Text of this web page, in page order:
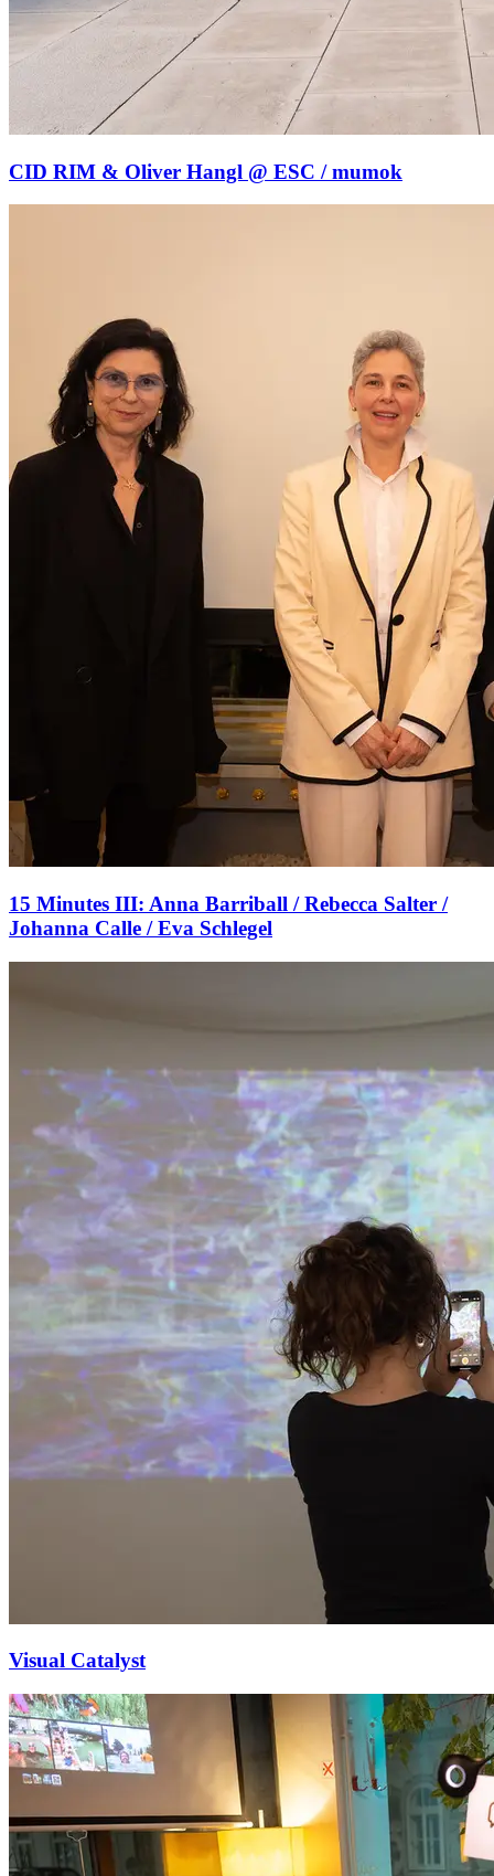
CID RIM & Oliver Hangl @ ESC / mumok
15 Minutes III: Anna Barriball / Rebecca Salter /
Johanna Calle / Eva Schlegel
Visual Catalyst